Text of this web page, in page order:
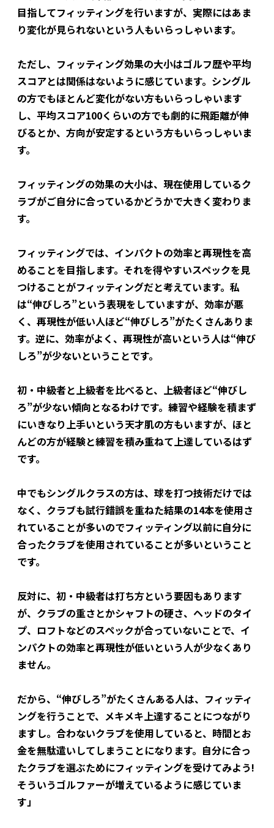
目指してフィッティングを行いますが、実際にはあま
り変化が見られないという人もいらっしゃいます。
ただし、フィッティング効果の大小はゴルフ歴や平均
スコアとは関係はないように感じています。シングル
の方でもほとんど変化がない方もいらっしゃいます
し、平均スコア100くらいの方でも劇的に飛距離が伸
びるとか、方向が安定するという方もいらっしゃいま
す。
フィッティングの効果の大小は、現在使用しているク
ラブがご自分に合っているかどうかで大きく変わりま
す。
フィッティングでは、インパクトの効率と再現性を高
めることを目指します。それを得やすいスペックを見
つけることがフィッティングだと考えています。私
は“伸びしろ”という表現をしていますが、効率が悪
く、再現性が低い人ほど“伸びしろ”がたくさんありま
す。逆に、効率がよく、再現性が高いという人は“伸び
しろ”が少ないということです。
初・中級者と上級者を比べると、上級者ほど“伸びし
ろ”が少ない傾向となるわけです。練習や経験を積まず
にいきなり上手いという天才肌の方もいますが、ほと
んどの方が経験と練習を積み重ねて上達しているはず
です。
中でもシングルクラスの方は、球を打つ技術だけでは
なく、クラブも試行錯誤を重ねた結果の14本を使用さ
れていることが多いのでフィッティング以前に自分に
合ったクラブを使用されていることが多いということ
です。
反対に、初・中級者は打ち方という要因もあります
が、クラブの重さとかシャフトの硬さ、ヘッドのタイ
プ、ロフトなどのスペックが合っていないことで、イ
ンパクトの効率と再現性が低いという人が少なくあり
ません。
だから、“伸びしろ”がたくさんある人は、フィッティ
ングを行うことで、メキメキ上達することにつながり
ますし。合わないクラブを使用していると、時間とお
金を無駄遣いしてしまうことになります。自分に合っ
たクラブを選ぶためにフィッティングを受けてみよう!
そういうゴルファーが増えているように感じていま
す」